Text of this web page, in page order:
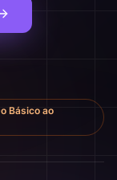
Básico ao